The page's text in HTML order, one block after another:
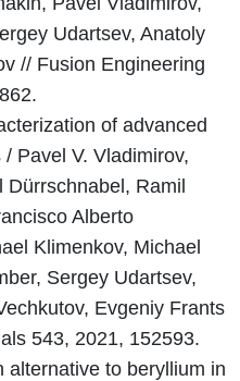
Udartsev, Anatoly
// Fusion Engineering
of advanced
Pavel V. Vladimirov,
Ramil
Alberto
Klimenkov, Michael
Sergey Udartsev,
Evgeniy Frants
543, 2021, 152593.
alternative to beryllium in